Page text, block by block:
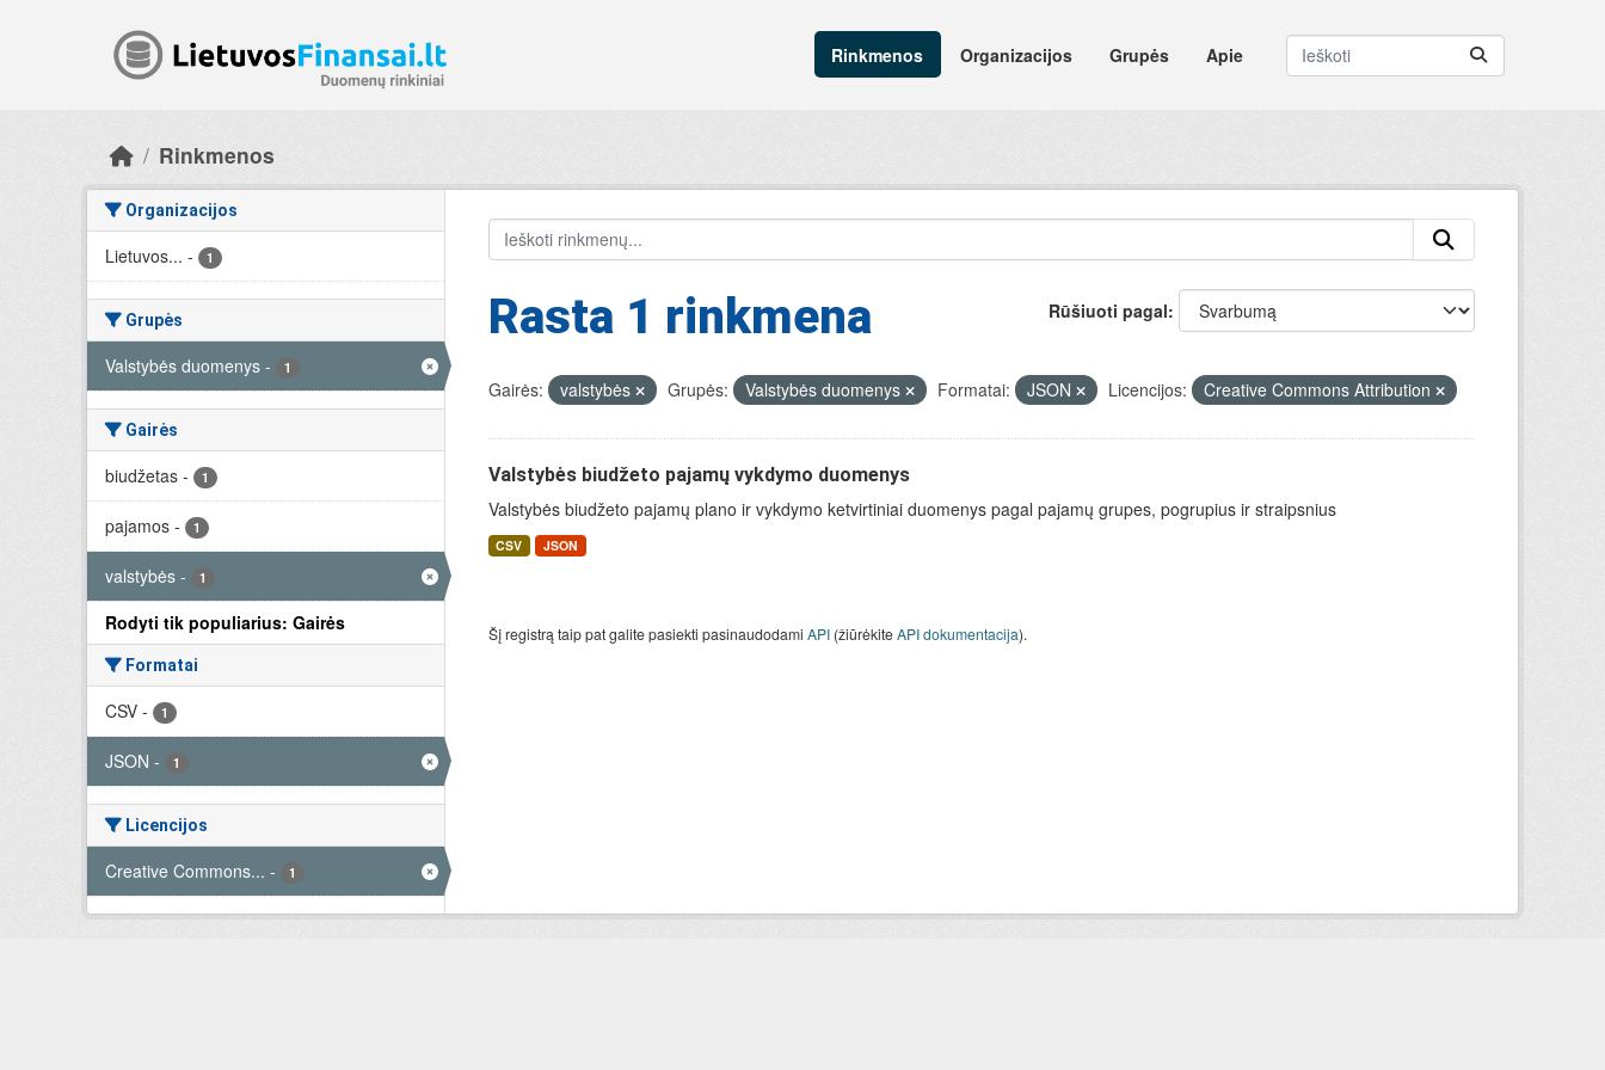
Rinkmenos
Organizacijos Grupės Apie
Rinkmenos
Organizacijos
Lietuvos... - 1
Grupės
Valstybės duomenys - 1
Gairės
biudžetas - 1
pajamos - 1
valstybės - 1
Rodyti tik populiarius: Gairės
Formatai
CSV - 1
JSON - 1
Licencijos
Creative Commons... - 1
Rūšiuoti pagal
Rasta 1 rinkmena
Gairės: valstybės Grupės: Valstybės duomenys Formatai: JSON Licencijos: Creative Commons Attribution
Valstybės biudžeto pajamų vykdymo duomenys
Valstybės biudžeto pajamų plano ir vykdymo ketvirtiniai duomenys pagal pajamų grupes, pogrupius ir straipsnius
CSV JSON
Šį registrą taip pat galite pasiekti pasinaudodami API(žiūrėkiteAPI dokumentacija).